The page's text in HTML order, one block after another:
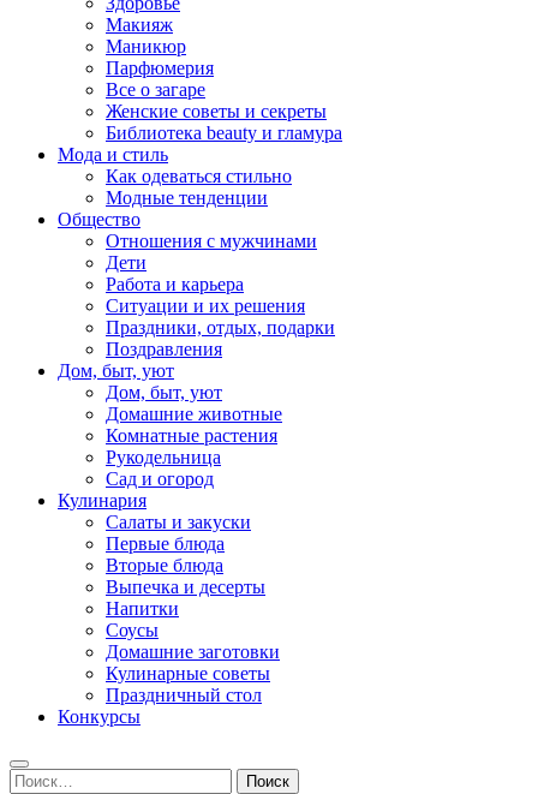
Макияж
Маникюр
Парфюмерия
Все о загаре
Женские советы и секреты
Библиотека beauty и гламура
Мода и стиль
Как одеваться стильно
Модные тенденции
Общество
Отношения с мужчинами
Дети
Работа и карьера
Ситуации и их решения
Праздники, отдых, подарки
Поздравления
Дом, быт, уют
Дом, быт, уют
Домашние животные
Комнатные растения
Рукодельница
Сад и огород
Кулинария
Салаты и закуски
Первые блюда
Вторые блюда
Выпечка и десерты
Напитки
Соусы
Домашние заготовки
Кулинарные советы
Праздничный стол
Конкурсы
Найти: